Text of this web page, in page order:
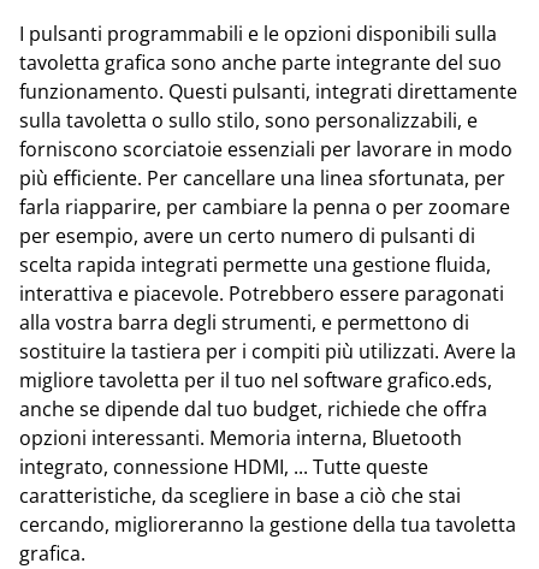
I pulsanti programmabili e le opzioni disponibili sulla
tavoletta grafica sono anche parte integrante del suo
funzionamento. Questi pulsanti, integrati direttamente
sulla tavoletta o sullo stilo, sono personalizzabili, e
forniscono scorciatoie essenziali per lavorare in modo
più efficiente. Per cancellare una linea sfortunata, per
farla riapparire, per cambiare la penna o per zoomare
per esempio, avere un certo numero di pulsanti di
scelta rapida integrati permette una gestione fluida,
interattiva e piacevole. Potrebbero essere paragonati
alla vostra barra degli strumenti, e permettono di
sostituire la tastiera per i compiti più utilizzati. Avere la
migliore tavoletta per il tuo neI software grafico.eds,
anche se dipende dal tuo budget, richiede che offra
opzioni interessanti. Memoria interna, Bluetooth
integrato, connessione HDMI, ... Tutte queste
caratteristiche, da scegliere in base a ciò che stai
cercando, miglioreranno la gestione della tua tavoletta
grafica.